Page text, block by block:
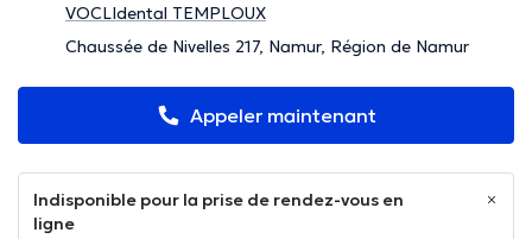
VOCLIdental TEMPLOUX
Chaussée de Nivelles 217, Namur, Région de Namur
Appeler maintenant
Indisponible pour la prise de rendez-vous en
ligne